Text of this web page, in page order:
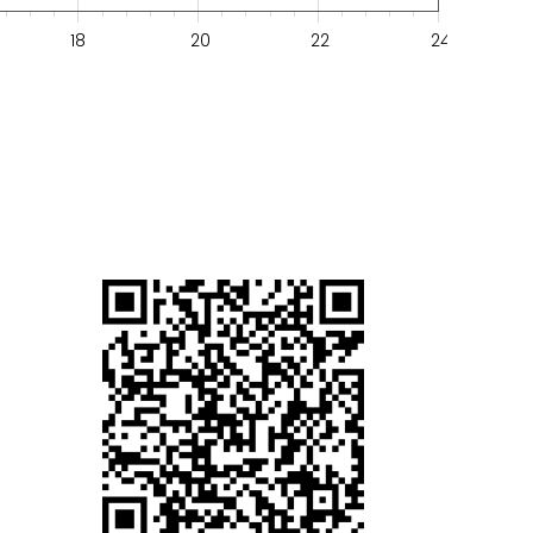
24
18 20 22